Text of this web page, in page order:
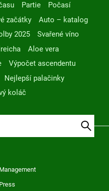
Partie
Počasí
začátky
Auto – katalog
2025
Svařené víno
Aloe vera
Výpočet ascendentu
Nejlepší palačinky
koláč
Management
Press